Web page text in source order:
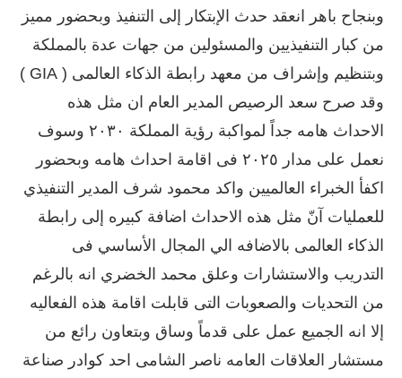
وبنجاح باهر انعقد حدث الإبتكار إلى التنفيذ وبحضور مميز
من كبار التنفيذيين والمسئولين من جهات عدة بالمملكة
وبتنظيم وإشراف من معهد رابطة الذكاء العالمى ( GIA )
وقد صرح سعد الرصيص المدير العام ان مثل هذه
الاحداث هامه جداً لمواكبة رؤية المملكة ٢٠٣٠ وسوف
نعمل على مدار ٢٠٢٥ فى اقامة احداث هامه وبحضور
اكفأ الخبراء العالميين واكد محمود شرف المدير التنفيذي
للعمليات آنّ مثل هذه الاحداث اضافة كبيره إلى رابطة
الذكاء العالمى بالاضافه الي المجال الأساسي فى
التدريب والاستشارات وعلق محمد الخضري انه بالرغم
من التحديات والصعوبات التى قابلت اقامة هذه الفعاليه
إلا انه الجميع عمل على قدماً وساق وبتعاون رائع من
مستشار العلاقات العامه ناصر الشامى احد كوادر صناعة